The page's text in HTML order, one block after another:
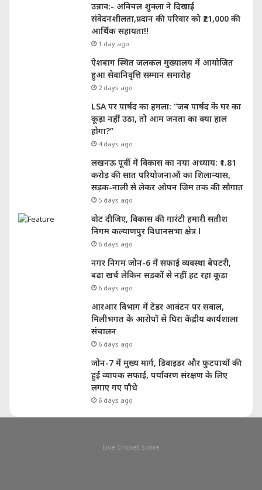
उन्नाव:- अविचल शुक्ला ने दिखाई
संवेदनशीलता,प्रदान की परिवार को ₹21,000 की
आर्थिक सहायता!!
1 day ago
ऐशबाग स्थित जलकल मुख्यालय में आयोजित
हुआ सेवानिवृत्ति सम्मान समारोह
2 days ago
LSA पर पार्षद का हमला: “जब पार्षद के घर का
कूड़ा नहीं उठा, तो आम जनता का क्या हाल
होगा?”
4 days ago
लखनऊ पूर्वी में विकास का नया अध्याय: ₹1.81
करोड़ की सात परियोजनाओं का शिलान्यास,
सड़क-नाली से लेकर ओपन जिम तक की सौगात
5 days ago
वोट दीजिए, विकास की गारंटी हमारी सतीश
निगम कल्याणपुर विधानसभा क्षेत्र l
6 days ago
नगर निगम जोन-6 में सफाई व्यवस्था बेपटरी,
बढ़ा खर्च लेकिन सड़कों से नहीं हट रहा कूड़ा
6 days ago
आरआर विभाग में टेंडर आवंटन पर सवाल,
मिलीभगत के आरोपों से घिरा केंद्रीय कार्यशाला
संचालन
6 days ago
जोन-7 में मुख्य मार्ग, डिवाइडर और फुटपाथों की
हुई व्यापक सफाई, पर्यावरण संरक्षण के लिए
लगाए गए पौधे
6 days ago
Live Cricket Score